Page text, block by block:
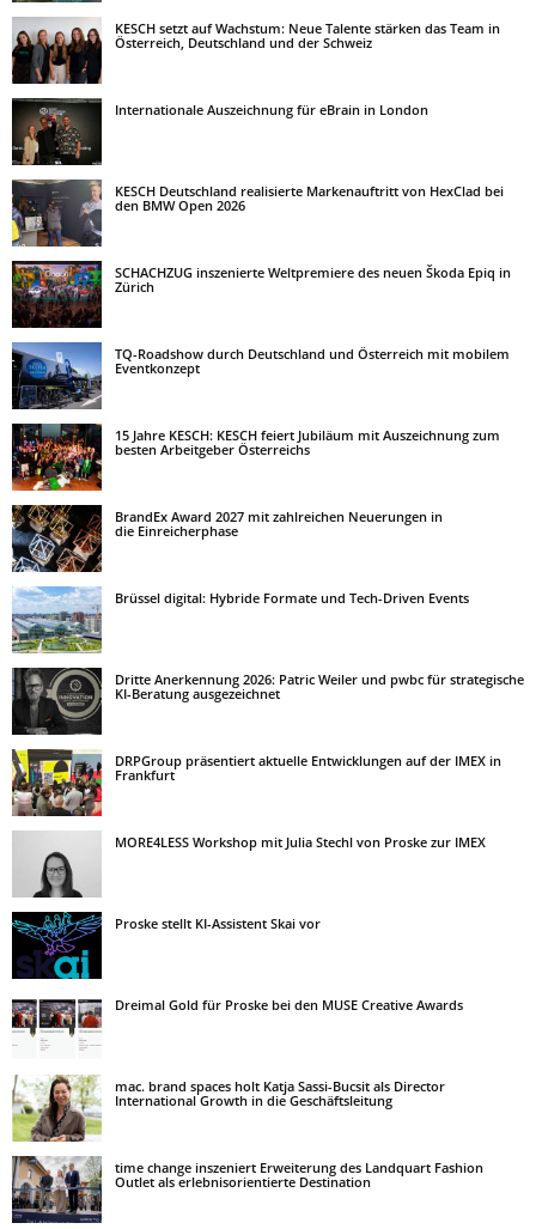
KESCH setzt auf Wachstum: Neue Talente stärken das Team in
Österreich, Deutschland und der Schweiz
Internationale Auszeichnung für eBrain in London
KESCH Deutschland realisierte Markenauftritt von HexClad bei
den BMW Open 2026
SCHACHZUG inszenierte Weltpremiere des neuen Škoda Epiq in
Zürich
TQ-Roadshow durch Deutschland und Österreich mit mobilem
Eventkonzept
15 Jahre KESCH: KESCH feiert Jubiläum mit Auszeichnung zum
besten Arbeitgeber Österreichs
BrandEx Award 2027 mit zahlreichen Neuerungen in
die Einreicherphase
Brüssel digital: Hybride Formate und Tech-Driven Events
Dritte Anerkennung 2026: Patric Weiler und pwbc für strategische
KI-Beratung ausgezeichnet
DRPGroup präsentiert aktuelle Entwicklungen auf der IMEX in
Frankfurt
MORE4LESS Workshop mit Julia Stechl von Proske zur IMEX
Proske stellt KI-Assistent Skai vor
Dreimal Gold für Proske bei den MUSE Creative Awards
mac. brand spaces holt Katja Sassi-Bucsit als Director
International Growth in die Geschäftsleitung
time change inszeniert Erweiterung des Landquart Fashion
Outlet als erlebnisorientierte Destination